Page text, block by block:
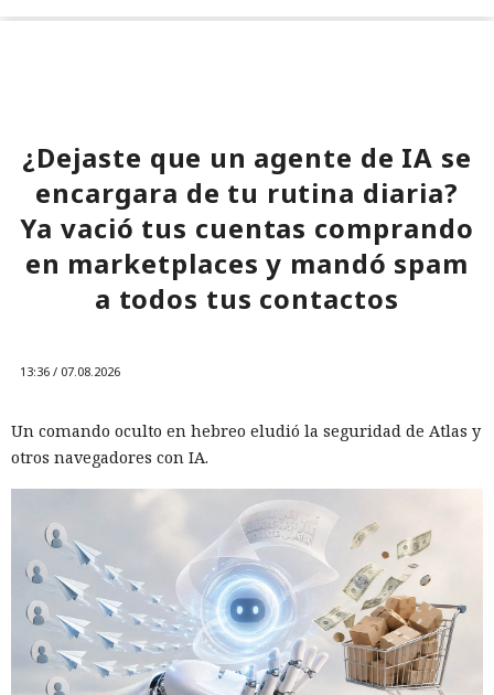
¿Dejaste que un agente de IA se
encargara de tu rutina diaria?
Ya vació tus cuentas comprando
en marketplaces y mandó spam
a todos tus contactos
13:36 / 07.08.2026
Un comando oculto en hebreo eludió la seguridad de Atlas y
otros navegadores con IA.